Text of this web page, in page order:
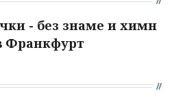
- без знаме и химн
Франкфурт